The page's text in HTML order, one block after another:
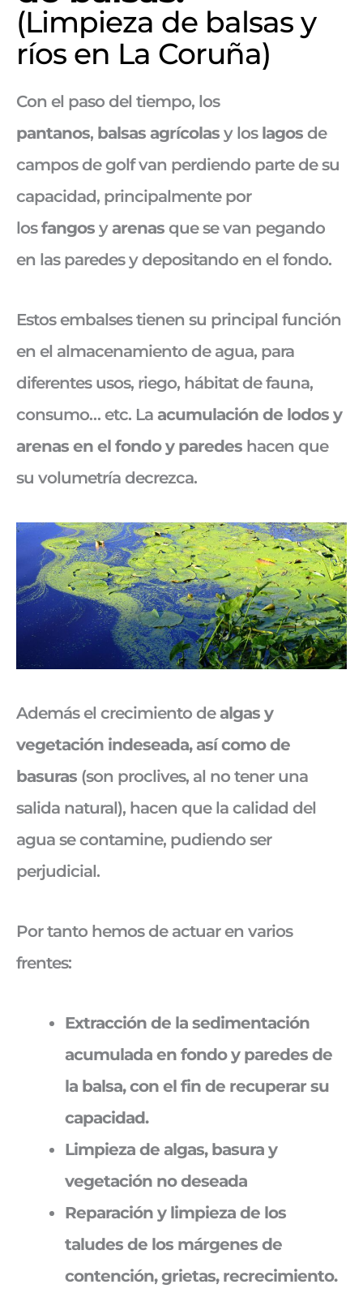
(Limpieza de balsas y
ríos en La Coruña)
Con el paso del tiempo, los
pantanos, balsas agrícolas y los lagos de
campos de golf van perdiendo parte de su
capacidad, principalmente por
losfangos yarenas que se van pegando
en las paredes y depositando en el fondo.
Estos embalses tienen su principal función
en el almacenamiento de agua, para
diferentes usos, riego, hábitat de fauna,
consumo… etc. La acumulación de lodos y
arenas en el fondo y paredes hacen que
su volumetría decrezca.
Además el crecimiento dealgas y
vegetación indeseada, así como de
basuras (son proclives, al no tener una
salida natural), hacen que la calidad del
agua se contamine, pudiendo ser
perjudicial.
Por tanto hemos de actuar en varios
frentes:
Extracción de la sedimentación
acumulada en fondo y paredes de
la balsa, con el fin de recuperar su
capacidad.
Limpieza de algas, basura y
vegetación no deseada
Reparación y limpieza de los
taludes de los márgenes de
contención, grietas, recrecimiento.